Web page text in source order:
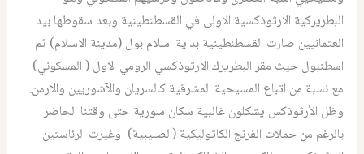
البطريركية الارثوذكسية الاولى في القسطنطينية وبعد سقوطها بيد
العثمانيين صارت القسطنطينية بداية اسلام بول (مدينة الاسلام) ثم
اسطنبول حيث مقر البطريرك الارثوذكسي الرومي الاول ( المسكوني)
مع نسبة من اتباع المسيحية المشرقية كالسريان والآشوريين والارمن.
وظل الأرثوذكس يشكلون غالبية سكان سورية حتى وقتنا الحاضر
بالرغم من حملات الفرنج الكاثوليكية (الصليبية) وغيرت الرئاستين